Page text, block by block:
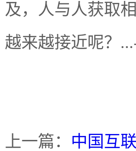
及，人与人获取
越来越接近呢？
上一篇： 中国互